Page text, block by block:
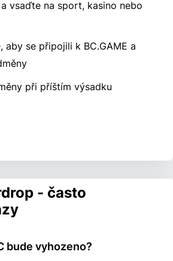
vsaďte na sport, kasino nebo
aby se připojili k BC.GAME a
při příštím výsadku
- často
bude vyhozeno?